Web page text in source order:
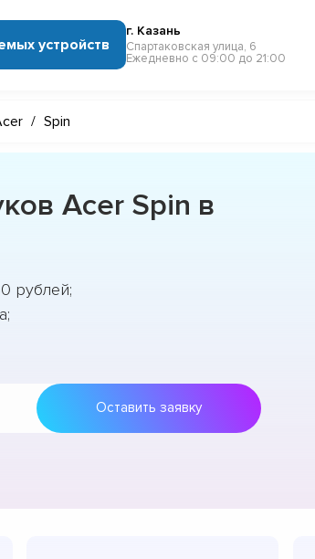
устройств
г. Казань
Спартаковская улица, 6
Ежедневно с 09:00 до 21:00
/ Spin
Acer Spin в
рублей;
Оставить заявку